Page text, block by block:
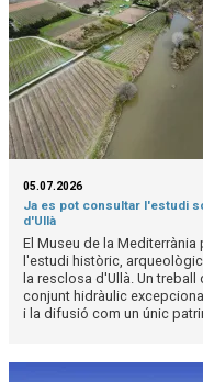
05.07.2026
Ja es pot consultar l'estudi
d'Ullà
El Museu de la
l'estudi històric,
la resclosa d'Ullà. Un
conjunt hidràulic
i la difusió com un únic